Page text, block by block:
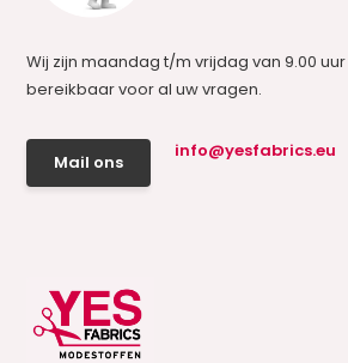
Wij zijn maandag t/m vrijdag van 9.00 uur
bereikbaar voor al uw vragen.
Mail ons
info@yesfabrics.eu